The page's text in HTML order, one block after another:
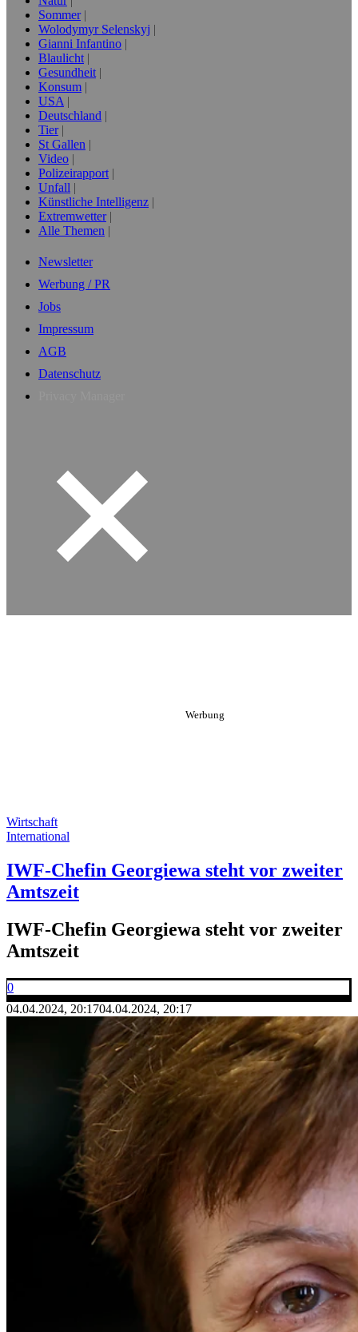
Sommer
Wolodymyr Selenskyj
Gianni Infantino
Blaulicht
Gesundheit
Konsum
USA
Deutschland
Tier
St Gallen
Video
Polizeirapport
Unfall
Künstliche Intelligenz
Extremwetter
Alle Themen
Newsletter
Werbung / PR
Jobs
Impressum
AGB
Datenschutz
Wirtschaft
International
IWF-Chefin Georgiewa steht vor zweiter
Amtszeit
IWF-Chefin Georgiewa steht vor zweiter
Amtszeit
0
04.04.2024, 20:1704.04.2024, 20:17